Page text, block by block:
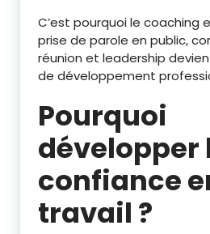
C’est pourquoi le coaching
prise de parole en public,
réunion et leadership
de développement
Pourquoi
développer
confiance
travail ?